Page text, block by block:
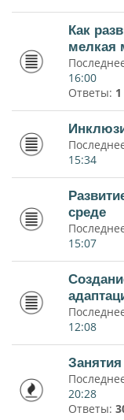
Как
мелкая
16:00
Ответы: 1
15:34
среде
15:07
12:08
20:28
Ответы: